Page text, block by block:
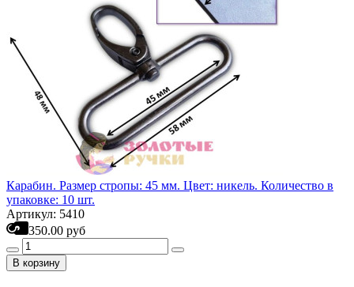
Карабин. Размер стропы: 45 мм. Цвет: никель. Количество в
упаковке: 10 шт.
Артикул: 5410
350.00 руб
В корзину